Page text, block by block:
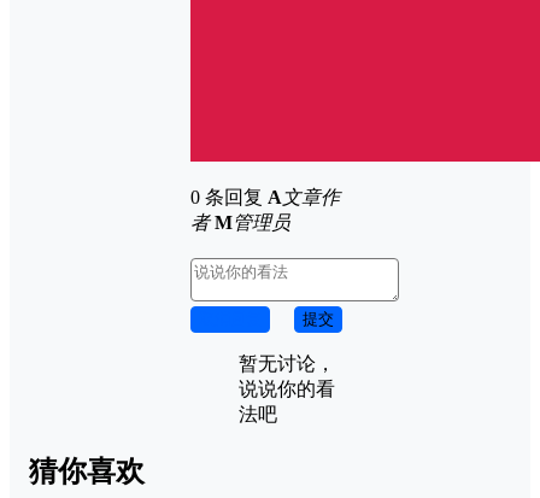
0 条回复 A文章作
者 M管理员
提交
暂无讨论，
说说你的看
法吧
猜你喜欢